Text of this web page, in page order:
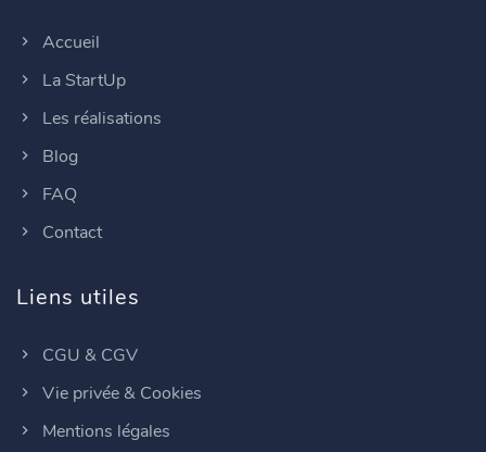
Accueil
La StartUp
Les réalisations
Blog
FAQ
Contact
Liens utiles
CGU & CGV
Vie privée & Cookies
Mentions légales